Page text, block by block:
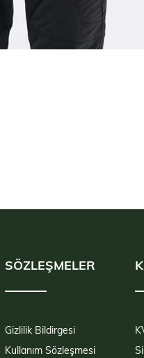
SÖZLEŞMELER
Gizlilik Bildirgesi
Kullanım Sözleşmesi